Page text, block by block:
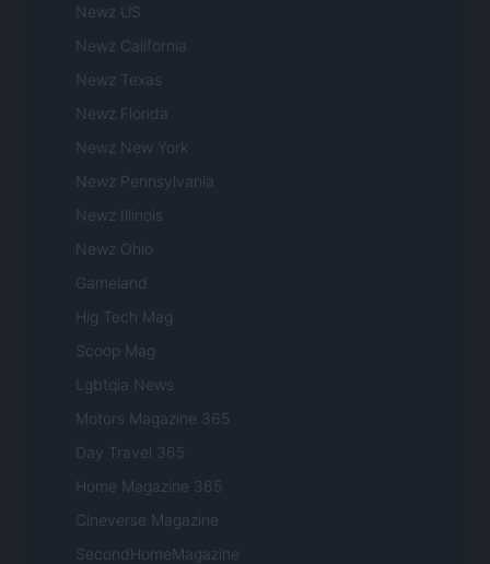
Newz US
Newz California
Newz Texas
Newz Florida
Newz New York
Newz Pennsylvania
Newz Illinois
Newz Ohio
Gameland
Hig Tech Mag
Scoop Mag
Lgbtqia News
Motors Magazine 365
Day Travel 365
Home Magazine 365
Cineverse Magazine
SecondHomeMagazine